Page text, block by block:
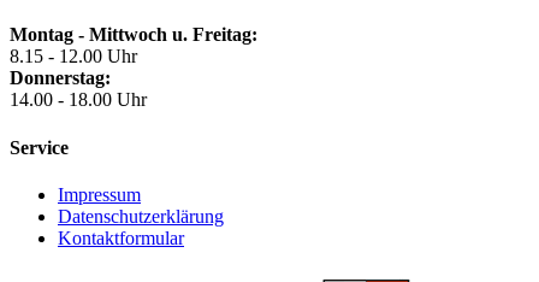
Montag - Mittwoch u. Freitag:
8.15 - 12.00 Uhr
Donnerstag:
14.00 - 18.00 Uhr
Service
Impressum
Datenschutzerklärung
Kontaktformular